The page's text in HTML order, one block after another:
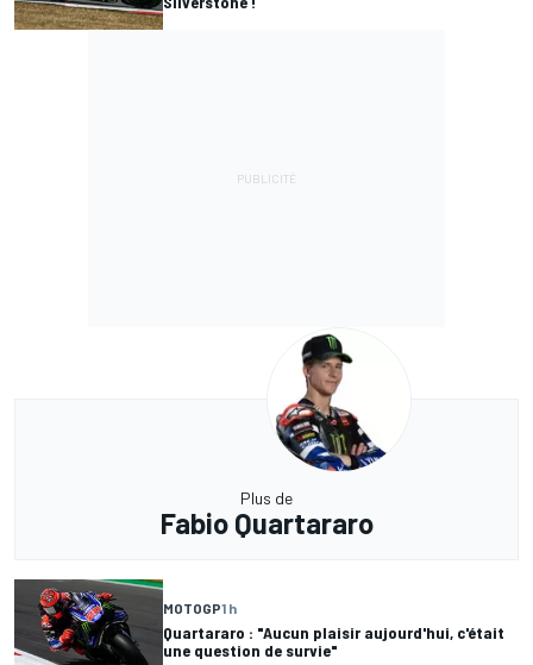
Plus de
Fabio Quartararo
MOTOGP1 h
Quartararo : "Aucun plaisir aujourd'hui, c'était
une question de survie"